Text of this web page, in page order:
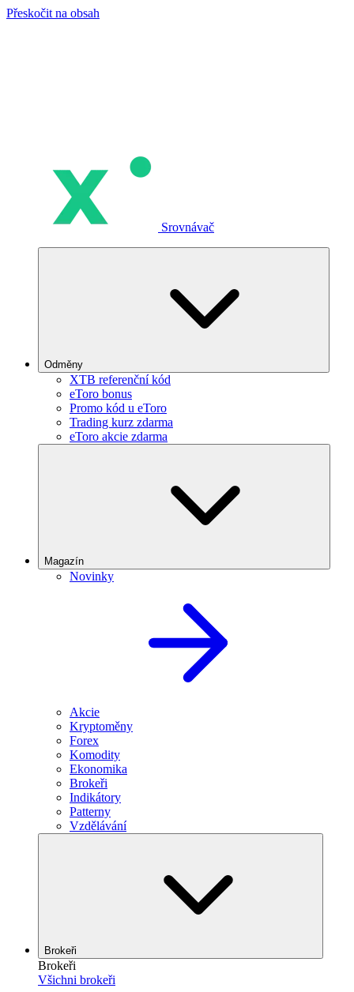
Přeskočit na obsah
Srovnávač
Odměny
XTB referenční kód
eToro bonus
Promo kód u eToro
Trading kurz zdarma
eToro akcie zdarma
Magazín
Novinky
Akcie
Kryptoměny
Forex
Komodity
Ekonomika
Brokeři
Indikátory
Patterny
Vzdělávání
Brokeři
Brokeři
Všichni brokeři